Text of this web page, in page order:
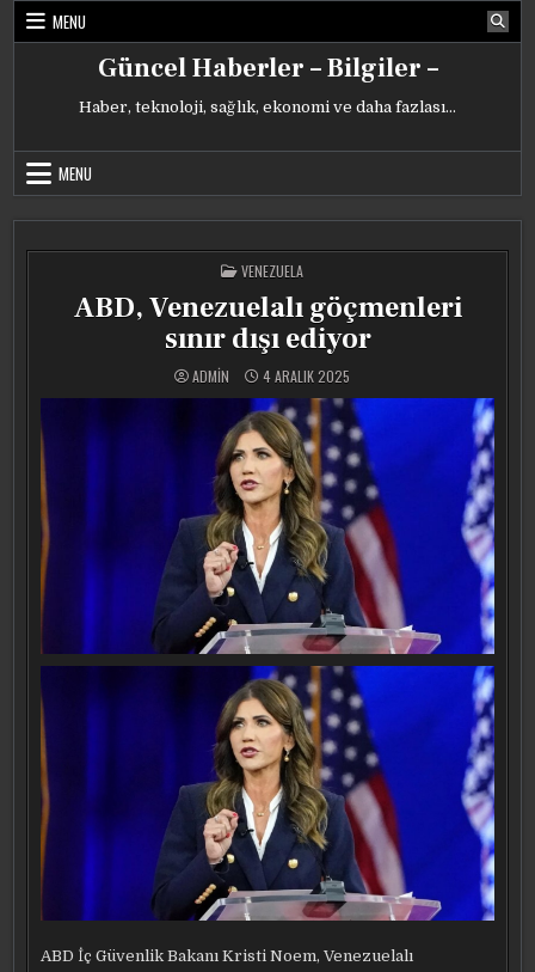
Skip
MENU
Güncel Haberler – Bilgiler –
Haber, teknoloji, sağlık, ekonomi ve daha fazlası…
MENU
POSTED
IN
VENEZUELA
ABD, Venezuelalı göçmenleri
sınır dışı ediyor
ADMIN 4 ARALIK 2025
ABD İç Güvenlik Bakanı Kristi Noem, Venezuelalı